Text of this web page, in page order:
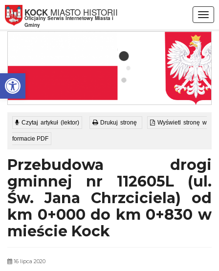
Otwórz pasek narzędzi
KOCK MIASTO HISTORII
Oficjalny Serwis Internetowy Miasta i
Gminy
Czytaj artykuł (lektor) Drukuj stronę Wyświetl stronę w
formacie PDF
Przebudowa drogi
gminnej nr 112605L (ul.
Św. Jana Chrzciciela) od
km 0+000 do km 0+830 w
mieście Kock
16 lipca 2020